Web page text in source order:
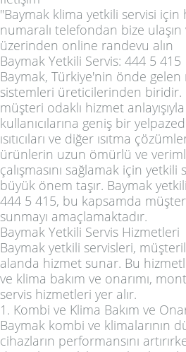
"Baymak klima yetkili servisi
numaralı telefondan bize
üzerinden online randevu alın
Baymak Yetkili Servis: 444 5 415
Baymak, Türkiye'nin önde gelen
sistemleri üreticilerinden biridir.
müşteri odaklı hizmet
kullanıcılarına geniş bir
ısıtıcıları ve diğer ısıtma
ürünlerin uzun ömürlü ve
çalışmasını sağlamak için
büyük önem taşır. Baymak
444 5 415, bu kapsamda
sunmayı amaçlamaktadır.
Baymak Yetkili Servis Hizmetleri
Baymak yetkili servisleri,
alanda hizmet sunar. Bu
ve klima bakım ve onarımı,
servis hizmetleri yer alır.
1. Kombi ve Klima Bakım ve
Baymak kombi ve klimalarının
cihazların performansını